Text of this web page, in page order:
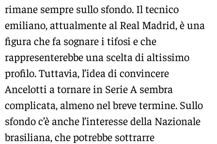
rimane sempre sullo sfondo. Il tecnico
emiliano, attualmente al Real Madrid, è una
figura che fa sognare i tifosi e che
rappresenterebbe una scelta di altissimo
profilo. Tuttavia, l’idea di convincere
Ancelotti a tornare in Serie A sembra
complicata, almeno nel breve termine. Sullo
sfondo c’è anche l’interesse della Nazionale
brasiliana, che potrebbe sottrarre